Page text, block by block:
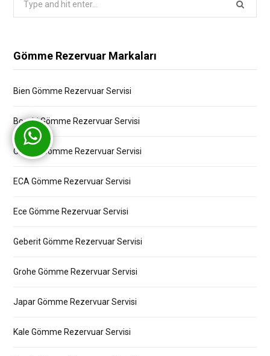
Gömme Rezervuar Markaları
Bien Gömme Rezervuar Servisi
Bocchi Gömme Rezervuar Servisi
Creavit Gömme Rezervuar Servisi
ECA Gömme Rezervuar Servisi
Ece Gömme Rezervuar Servisi
Geberit Gömme Rezervuar Servisi
Grohe Gömme Rezervuar Servisi
Japar Gömme Rezervuar Servisi
Kale Gömme Rezervuar Servisi